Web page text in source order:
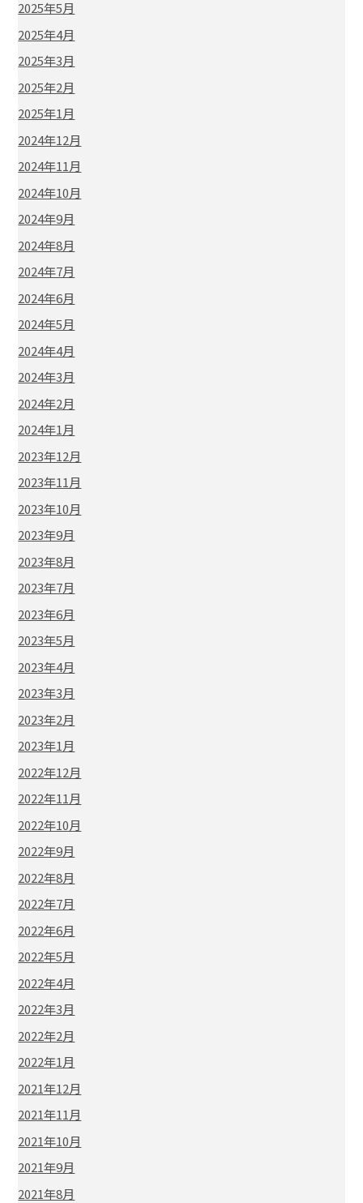
2025年5月
2025年4月
2025年3月
2025年2月
2025年1月
2024年12月
2024年11月
2024年10月
2024年9月
2024年8月
2024年7月
2024年6月
2024年5月
2024年4月
2024年3月
2024年2月
2024年1月
2023年12月
2023年11月
2023年10月
2023年9月
2023年8月
2023年7月
2023年6月
2023年5月
2023年4月
2023年3月
2023年2月
2023年1月
2022年12月
2022年11月
2022年10月
2022年9月
2022年8月
2022年7月
2022年6月
2022年5月
2022年4月
2022年3月
2022年2月
2022年1月
2021年12月
2021年11月
2021年10月
2021年9月
2021年8月